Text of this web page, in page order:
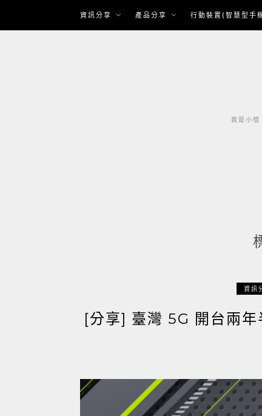
content
資訊分享 產品分享 行動裝置(智慧型手
我是小
資訊
[分享] 臺灣 5G 開台兩